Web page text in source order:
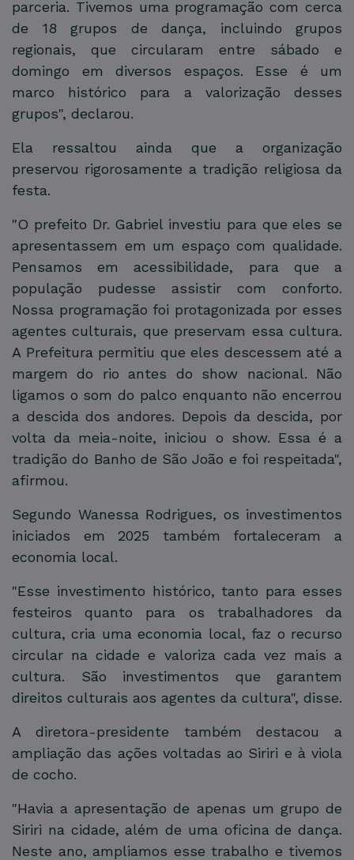
parceria. Tivemos uma programação com cerca
de 18 grupos de dança, incluindo grupos
regionais, que circularam entre sábado e
domingo em diversos espaços. Esse é um
marco histórico para a valorização desses
grupos", declarou.
Ela ressaltou ainda que a organização
preservou rigorosamente a tradição religiosa da
festa.
"O prefeito Dr. Gabriel investiu para que eles se
apresentassem em um espaço com qualidade.
Pensamos em acessibilidade, para que a
população pudesse assistir com conforto.
Nossa programação foi protagonizada por esses
agentes culturais, que preservam essa cultura.
A Prefeitura permitiu que eles descessem até a
margem do rio antes do show nacional. Não
ligamos o som do palco enquanto não encerrou
a descida dos andores. Depois da descida, por
volta da meia-noite, iniciou o show. Essa é a
tradição do Banho de São João e foi respeitada",
afirmou.
Segundo Wanessa Rodrigues, os investimentos
iniciados em 2025 também fortaleceram a
economia local.
"Esse investimento histórico, tanto para esses
festeiros quanto para os trabalhadores da
cultura, cria uma economia local, faz o recurso
circular na cidade e valoriza cada vez mais a
cultura. São investimentos que garantem
direitos culturais aos agentes da cultura", disse.
A diretora-presidente também destacou a
ampliação das ações voltadas ao Siriri e à viola
de cocho.
"Havia a apresentação de apenas um grupo de
Siriri na cidade, além de uma oficina de dança.
Neste ano, ampliamos esse trabalho e tivemos